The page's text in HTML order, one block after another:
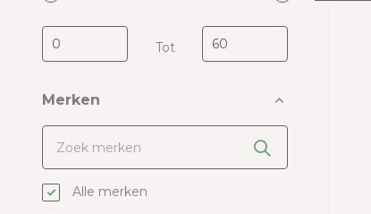
Tot
Merken
Alle merken